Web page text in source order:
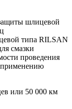
шлицевой
типа RILSAN
смазки
проведения
применению
или 50 000 км